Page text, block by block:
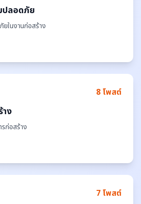
ปลอดภัย
ยในงานก่อสร้าง
8 โพสต์
ง
รก่อสร้าง
7 โพสต์